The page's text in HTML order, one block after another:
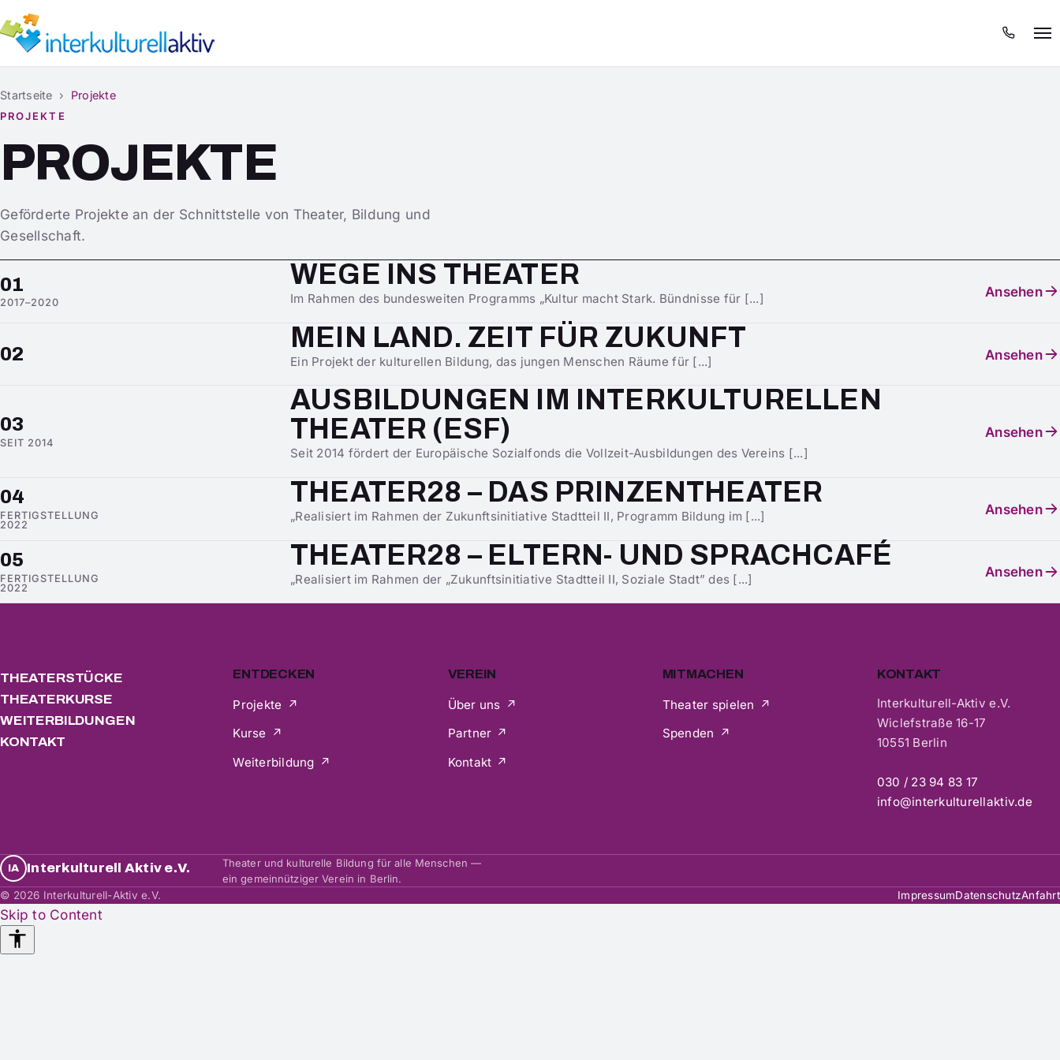
Startseite › Projekte
PROJEKTE
PROJEKTE
Geförderte Projekte an der Schnittstelle von Theater, Bildung und
Gesellschaft.
01
2017–2020
WEGE INS THEATER
Im Rahmen des bundesweiten Programms „Kultur macht Stark. Bündnisse für [...] Ansehen
02
MEIN LAND. ZEIT FÜR ZUKUNFT
Ein Projekt der kulturellen Bildung, das jungen Menschen Räume für [...] Ansehen
03
SEIT 2014
AUSBILDUNGEN IM INTERKULTURELLEN
THEATER (ESF)
Seit 2014 fördert der Europäische Sozialfonds die Vollzeit-Ausbildungen des Vereins [...]
Ansehen
04
FERTIGSTELLUNG
2022
THEATER28 – DAS PRINZENTHEATER
„Realisiert im Rahmen der Zukunftsinitiative Stadtteil II, Programm Bildung im [...] Ansehen
05
FERTIGSTELLUNG
2022
THEATER28 – ELTERN- UND SPRACHCAFÉ
„Realisiert im Rahmen der „Zukunftsinitiative Stadtteil II, Soziale Stadt” des [...] Ansehen
THEATERSTÜCKE
THEATERKURSE
WEITERBILDUNGEN
KONTAKT
ENTDECKEN
Projekte
Kurse
Weiterbildung
VEREIN
Über uns
Partner
Kontakt
MITMACHEN
Theater spielen
Spenden
KONTAKT
Interkulturell-Aktiv e.V.
Wiclefstraße 16-17
10551 Berlin
030 / 23 94 83 17
info@interkulturellaktiv.de
IA Interkulturell Aktiv e.V.
Theater und kulturelle Bildung für alle Menschen —
ein gemeinnütziger Verein in Berlin.
© 2026 Interkulturell-Aktiv e.V.
ImpressumDatenschutzAnfahrt
Skip to Content
Accessibility